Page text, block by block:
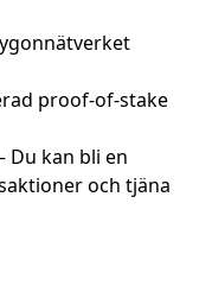
proof-of-stake
Du kan bli en
och tjäna